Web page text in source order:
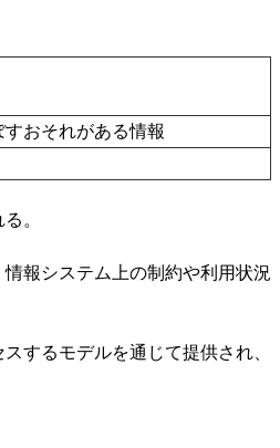
おそれがある情報
。
報システム上の制約や利用状況
するモデルを通じて提供され、